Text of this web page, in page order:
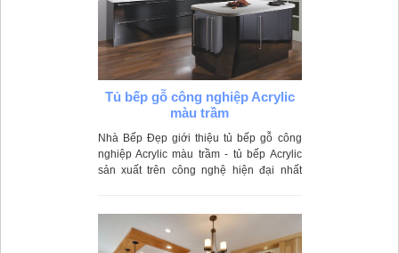
Tủ bếp gỗ công nghiệp Acrylic
màu trầm
Nhà Bếp Đẹp giới thiệu tủ bếp gỗ công
nghiệp Acrylic màu trầm - tủ bếp Acrylic
sản xuất trên công nghệ hiện đại nhất